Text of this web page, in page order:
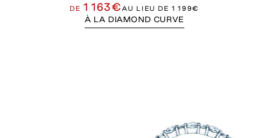
DE 1 163€AU LIEU DE1 199€
À LA DIAMOND CURVE